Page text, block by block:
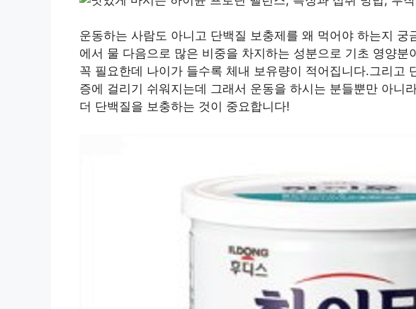
운동하는 사람도 아니고 단백질 보충제를 왜 먹어야 하는지 궁
에서 물 다음으로 많은 비중을 차지하는 성분으로 기초 영양분
꼭 필요한데 나이가 들수록 체내 보유량이 적어집니다.그리고
증에 걸리기 쉬워지는데 그래서 운동을 하시는 분들뿐만 아니
더 단백질을 보충하는 것이 중요합니다!